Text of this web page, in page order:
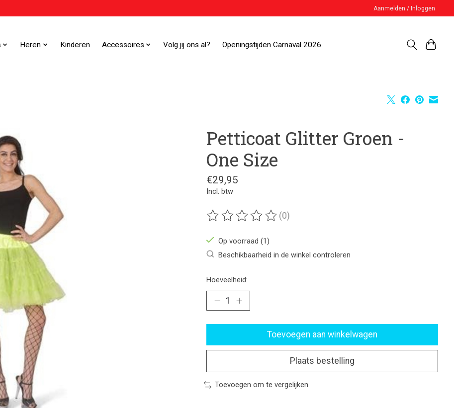
Aanmelden / Inloggen
Heren Kinderen Accessoires Volg jij ons al? Openingstijden Carnaval 2026
Petticoat Glitter Groen -
One Size
€29,95
Incl. btw
De beoordeling van dit product is
(0)
Op voorraad (1)
Beschikbaarheid in de winkel controleren
Hoeveelheid:
Toevoegen aan winkelwagen
Plaats bestelling
Toevoegen om te vergelijken